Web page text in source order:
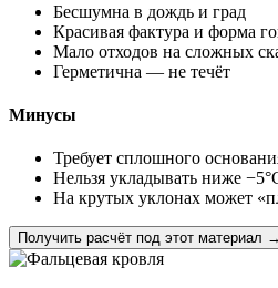
Бесшумна в дождь и град
Красивая фактура и форма
Мало отходов на сложных
Герметична — не течёт
Минусы
Требует сплошного
Нельзя укладывать ниже
На крутых уклонах может
Получить расчёт под этот материал →